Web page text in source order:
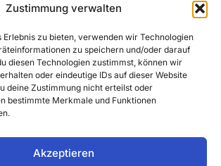
Zustimmung verwalten
Erlebnis zu bieten, verwenden wir Technologien
zu speichern und/oder darauf
diesen Technologien zustimmst, können wir
oder eindeutige IDs auf dieser Website
deine Zustimmung nicht erteilst oder
bestimmte Merkmale und Funktionen
Akzeptieren
– der Feed funktioniert zurzeit